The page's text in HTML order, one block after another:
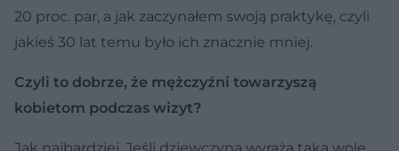
20 proc. par, a jak zaczynałem swoją praktykę, czyli
jakieś 30 lat temu było ich znacznie mniej.
Czyli to dobrze, że mężczyźni towarzyszą
kobietom podczas wizyt?
Jak najbardziej. Jeśli dziewczyna wyraża taką wolę,